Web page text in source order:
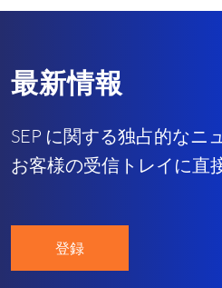
最新情報
SEP に関する独占的なニ
お客様の受信トレイに直
登録